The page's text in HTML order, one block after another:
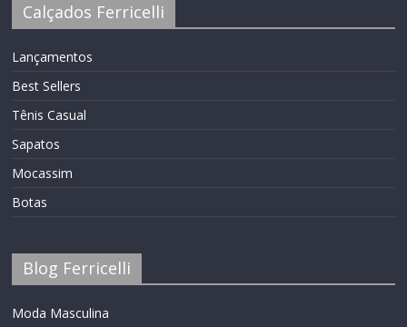
Calçados Ferricelli
Lançamentos
Best Sellers
Tênis Casual
Sapatos
Mocassim
Botas
Blog Ferricelli
Moda Masculina